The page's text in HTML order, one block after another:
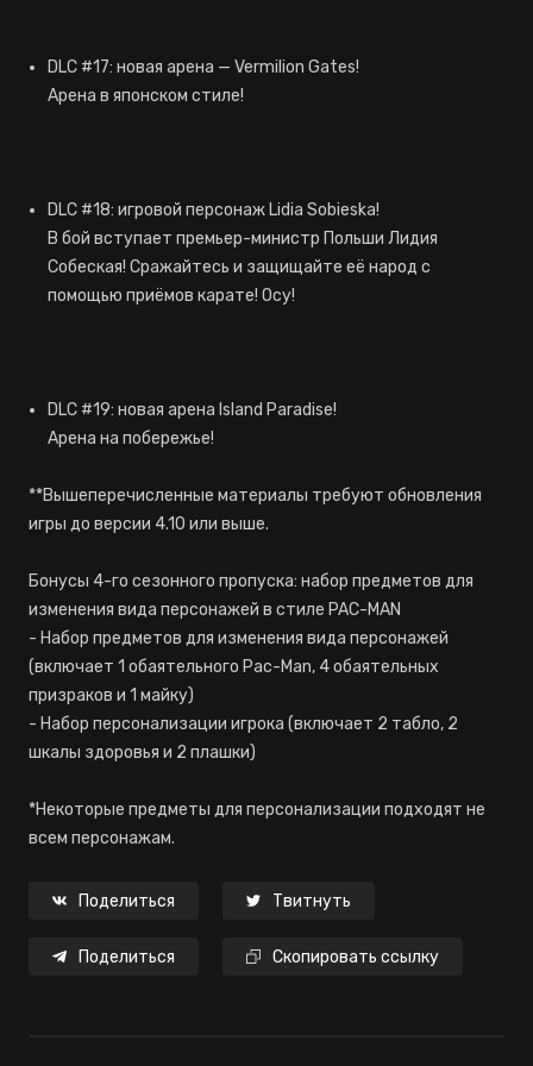
DLC #17: новая арена — Vermilion Gates!
Арена в японском стиле!
DLC #18: игровой персонаж Lidia Sobieska!
В бой вступает премьер-министр Польши Лидия
Собеская! Сражайтесь и защищайте её народ с
помощью приёмов карате! Осу!
DLC #19: новая арена Island Paradise!
Арена на побережье!
**Вышеперечисленные материалы требуют обновления
игры до версии 4.10 или выше.
Бонусы 4-го сезонного пропуска: набор предметов для
изменения вида персонажей в стиле PAC-MAN
- Набор предметов для изменения вида персонажей
(включает 1 обаятельного Pac-Man, 4 обаятельных
призраков и 1 майку)
- Набор персонализации игрока (включает 2 табло, 2
шкалы здоровья и 2 плашки)
*Некоторые предметы для персонализации подходят не
всем персонажам.
Поделиться Твитнуть
Поделиться Скопировать ссылку